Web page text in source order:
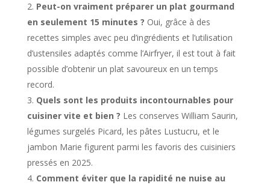
Peut-on vraiment préparer un plat gourmand
en seulement 15 minutes ? Oui, grâce à des
recettes simples avec peu d’ingrédients et l’utilisation
d’ustensiles adaptés comme l’Airfryer, il est tout à fait
possible d’obtenir un plat savoureux en un temps
record.
Quels sont les produits incontournables pour
cuisiner vite et bien ? Les conserves William Saurin,
légumes surgelés Picard, les pâtes Lustucru, et le
jambon Marie figurent parmi les favoris des cuisiniers
pressés en 2025.
Comment éviter que la rapidité ne nuise au